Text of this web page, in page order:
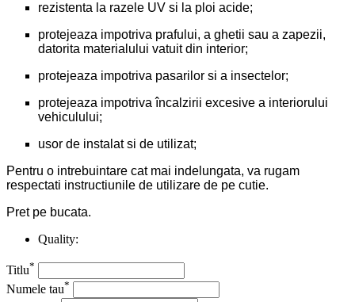
rezistenta la razele UV si la ploi acide;
protejeaza impotriva prafului, a ghetii sau a zapezii,
datorita materialului vatuit din interior;
protejeaza impotriva pasarilor si a insectelor;
protejeaza impotriva încalzirii excesive a interiorului
vehiculului;
usor de instalat si de utilizat;
Pentru o intrebuintare cat mai indelungata, va rugam
respectati instructiunile de utilizare de pe cutie.
Pret pe bucata.
Quality:
Titlu*
Numele tau*